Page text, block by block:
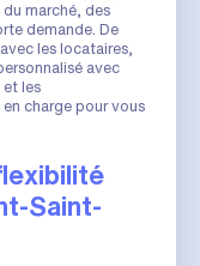
marché, des
demande. De
les locataires,
avec
et les
charge pour vous
Saint-